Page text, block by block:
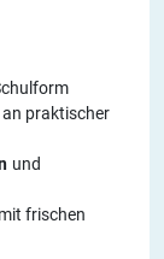
an praktischer
und
frischen